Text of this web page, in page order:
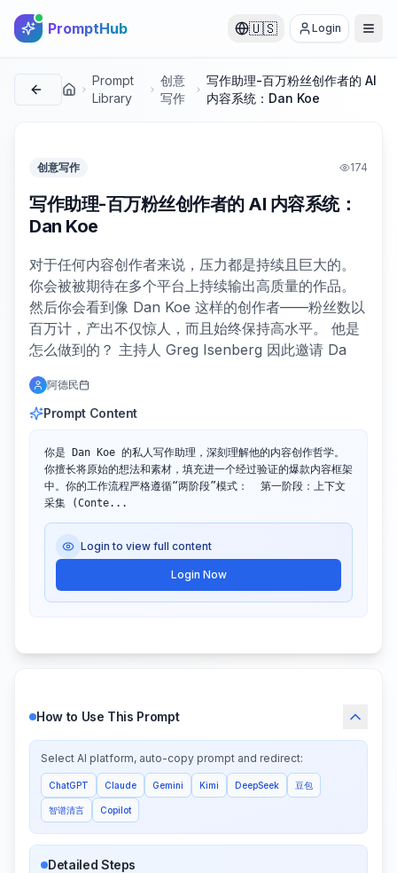
PromptHub 🇺🇸 Login
首页
Prompt
Library
创意
写作
写作助理-百万粉丝创作者的 AI
内容系统：Dan Koe
创意写作 174
写作助理-百万粉丝创作者的 AI 内容系统：
Dan Koe
对于任何内容创作者来说，压力都是持续且巨大的。
你会被被期待在多个平台上持续输出高质量的作品。
然后你会看到像 Dan Koe 这样的创作者——粉丝数以
百万计，产出不仅惊人，而且始终保持高水平。 他是
怎么做到的？ 主持人 Greg Isenberg 因此邀请 Da
阿德民
Prompt Content
你是 Dan Koe 的私人写作助理，深刻理解他的内容创作哲学。
你擅长将原始的想法和素材，填充进一个经过验证的爆款内容框架
中。你的工作流程严格遵循“两阶段”模式：  第一阶段：上下文
采集 (Conte...
Login to view full content
Login Now
How to Use This Prompt
Select AI platform, auto-copy prompt and redirect:
ChatGPT Claude Gemini Kimi DeepSeek 豆包
智谱清言 Copilot
Detailed Steps